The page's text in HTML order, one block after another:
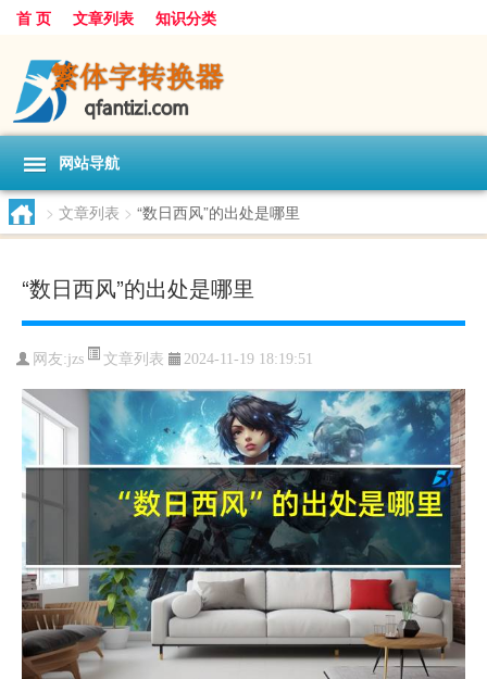
首 页 文章列表 知识分类
网站导航
> 文章列表 > “数日西风”的出处是哪里
“数日西风”的出处是哪里
网友:jzs 文章列表 2024-11-19 18:19:51